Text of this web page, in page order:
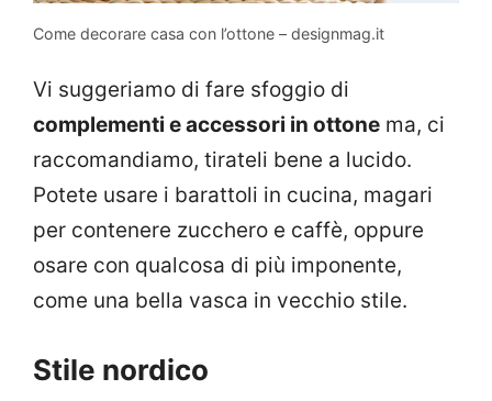
Come decorare casa con l’ottone – designmag.it
Vi suggeriamo di fare sfoggio di
complementi e accessori in ottone ma, ci
raccomandiamo, tirateli bene a lucido.
Potete usare i barattoli in cucina, magari
per contenere zucchero e caffè, oppure
osare con qualcosa di più imponente,
come una bella vasca in vecchio stile.
Stile nordico